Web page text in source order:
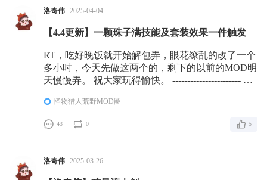
洛奇伟 2025-04-04
【4.4更新】一颗珠子满技能及套装效果一件触发
RT，吃好晚饭就开始解包弄，眼花缭乱的改了一个
多小时，今天先做这两个的，剩下的以前的MOD明
天慢慢弄。 祝大家玩得愉快。 ----------------------- 食
扔到游戏根目录即可。 支持最新的1.10版本。
怪物猎人荒野MOD圈
43 0 5
洛奇伟 2025-03-26